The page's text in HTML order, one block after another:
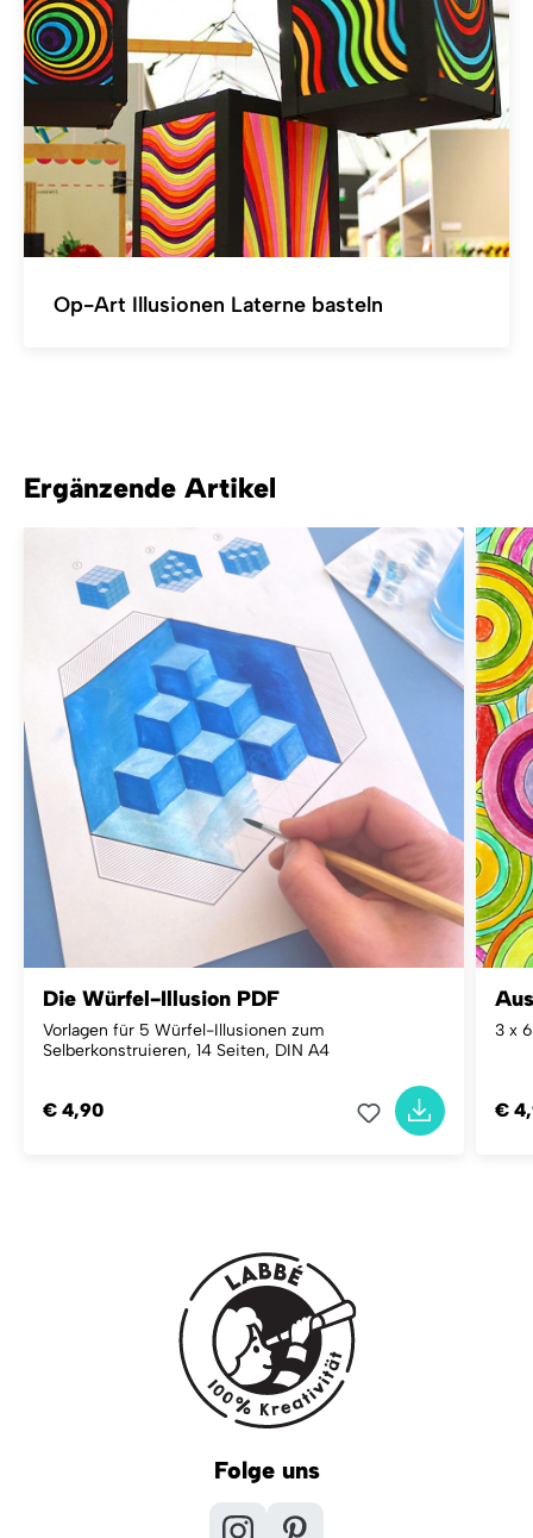
Op-Art Illusionen Laterne basteln
Ergänzende Artikel
Die Würfel-Illusion PDF
Vorlagen für 5 Würfel-Illusionen zum
Selberkonstruieren, 14 Seiten, DIN A4
€ 4,90
3 x
€
Folge uns